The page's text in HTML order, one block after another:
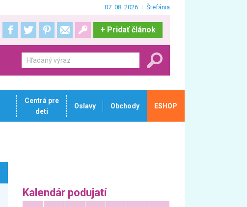
07. 08. 2026 Štefánia
+ Pridať článok
Centrá pre
deti
Oslavy Obchody ESHOP
Kalendár podujatí